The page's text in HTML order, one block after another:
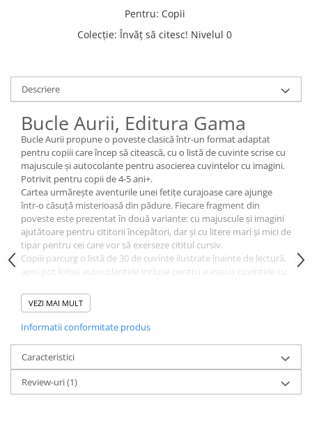
Pentru: Copii
Colecţie: Învăț să citesc! Nivelul 0
Descriere
Bucle Aurii, Editura Gama
Bucle Aurii propune o poveste clasică într-un format adaptat
pentru copiii care încep să citească, cu o listă de cuvinte scrise cu
majuscule și autocolante pentru asocierea cuvintelor cu imagini.
Potrivit pentru copii de 4-5 ani+.
Cartea urmărește aventurile unei fetițe curajoase care ajunge
într-o căsuță misterioasă din pădure. Fiecare fragment din
poveste este prezentat în două variante: cu majuscule și imagini
ajutătoare pentru cititorii începători, dar și cu litere mari și mici de
tipar pentru cei care vor să exerseze cititul cursiv.
Copiii parcurg o listă de 30 de cuvinte ilustrate înainte de lectură,
apoi pot folosi autocolantele incluse pentru a asocia cuvintele cu
cuvintelor, dar și asocierea vizuală între text și imagine.
Specificații:
Editura: Gama
Conține o listă de 30 de cuvinte ilustrate
Include coliță cu autocolante pentru asociere cu imagini
Textul este prezentat atât cu majuscule și imagini ajutătoare,
cât și cu litere mari și mici de tipar
VEZI MAI MULT
Informatii conformitate produs
Caracteristici
Review-uri(1)